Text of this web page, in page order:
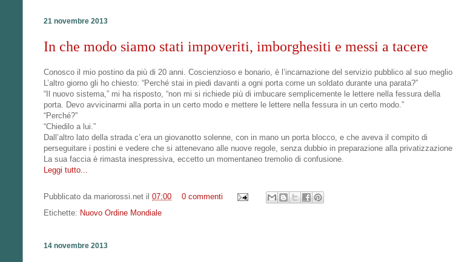
21 novembre 2013
In che modo siamo stati impoveriti, imborghesiti e messi a tacere
Conosco il mio postino da più di 20 anni. Coscienzioso e bonario, è l’incarnazione del servizio pubblico al suo meglio.
L’altro giorno gli ho chiesto: “Perché stai in piedi davanti a ogni porta come un soldato durante una parata?”
“Il nuovo sistema,” mi ha risposto, “non mi si richiede più di imbucare semplicemente le lettere nella fessura della
porta. Devo avvicinarmi alla porta in un certo modo e mettere le lettere nella fessura in un certo modo.”
“Perché?”
“Chiedilo a lui.”
Dall’altro lato della strada c’era un giovanotto solenne, con in mano un porta blocco, e che aveva il compito di
perseguitare i postini e vedere che si attenevano alle nuove regole, senza dubbio in preparazione alla privatizzazione.
La sua faccia è rimasta inespressiva, eccetto un momentaneo tremolio di confusione.
Leggi tutto...
Pubblicato da mariorossi.net il 07:00
0 commenti
Etichette: Nuovo Ordine Mondiale
14 novembre 2013